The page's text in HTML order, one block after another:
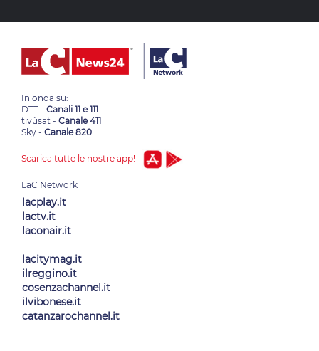
In onda su:
DTT - Canali 11 e 111
tivùsat - Canale 411
Sky - Canale 820
Scarica tutte le nostre app!
lacplay.it
lactv.it
laconair.it
lacitymag.it
ilreggino.it
cosenzachannel.it
ilvibonese.it
catanzarochannel.it